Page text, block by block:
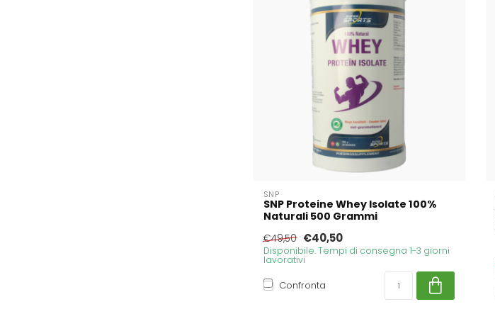
SNP
SNP Proteine Whey Isolate 100%
Naturali 500 Grammi
€49,50 €40,50
Disponibile. Tempi di consegna 1-3 giorni
lavorativi
Confronta